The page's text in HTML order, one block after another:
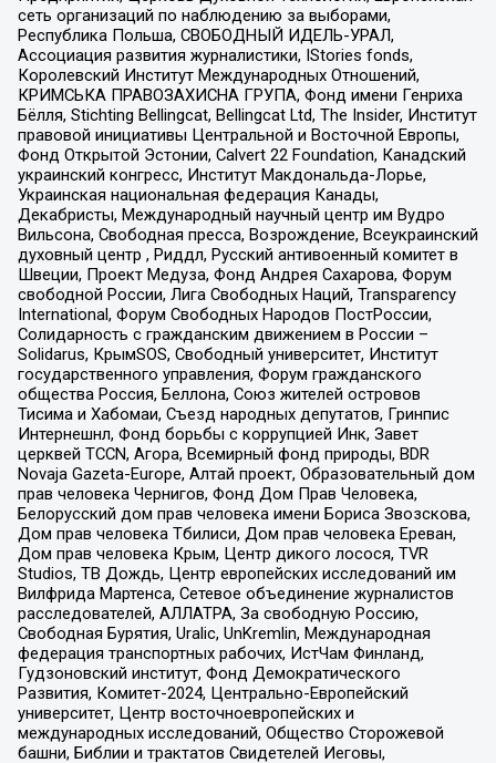
сеть организаций по наблюдению за выборами,
Республика Польша, СВОБОДНЫЙ ИДЕЛЬ-УРАЛ,
Ассоциация развития журналистики, IStories fonds,
Королевский Институт Международных Отношений,
КРИМСЬКА ПРАВОЗАХИСНА ГРУПА, Фонд имени Генриха
Бёлля, Stichting Bellingcat, Bellingcat Ltd, The Insider, Институт
правовой инициативы Центральной и Восточной Европы,
Фонд Открытой Эстонии, Calvert 22 Foundation, Канадский
украинский конгресс, Институт Макдональда-Лорье,
Украинская национальная федерация Канады,
Декабристы, Международный научный центр им Вудро
Вильсона, Свободная пресса, Возрождение, Всеукраинский
духовный центр , Риддл, Русский антивоенный комитет в
Швеции, Проект Медуза, Фонд Андрея Сахарова, Форум
свободной России, Лига Свободных Наций, Transparеncy
International, Форум Свободных Народов ПостРоссии,
Солидарность с гражданским движением в России –
Solidarus, КрымSOS, Свободный университет, Институт
государственного управления, Форум гражданского
общества Россия, Беллона, Союз жителей островов
Тисима и Хабомаи, Съезд народных депутатов, Гринпис
Интернешнл, Фонд борьбы с коррупцией Инк, Завет
церквей TCCN, Агора, Всемирный фонд природы, BDR
Novaja Gazeta-Europe, Алтай проект, Образовательный дом
прав человека Чернигов, Фонд Дом Прав Человека,
Белорусский дом прав человека имени Бориса Звозскова,
Дом прав человека Тбилиси, Дом прав человека Ереван,
Дом прав человека Крым, Центр дикого лосося, TVR
Studios, ТВ Дождь, Центр европейских исследований им
Вилфрида Мартенса, Сетевое объединение журналистов
расследователей, АЛЛАТРА, За свободную Россию,
Свободная Бурятия, Uralic, UnKremlin, Международная
федерация транспортных рабочих, ИстЧам Финланд,
Гудзоновский институт, Фонд Демократического
Развития, Комитет-2024, Центрально-Европейский
университет, Центр восточноевропейских и
международных исследований, Общество Сторожевой
башни, Библии и трактатов Свидетелей Иеговы,